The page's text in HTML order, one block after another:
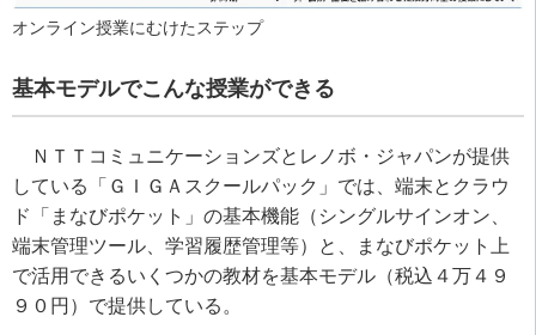
オンライン授業にむけたステップ
基本モデルでこんな授業ができる
ＮＴＴコミュニケーションズとレノボ・ジャパンが提供
している「ＧＩＧＡスクールパック」では、端末とクラウ
ド「まなびポケット」の基本機能（シングルサインオン、
端末管理ツール、学習履歴管理等）と、まなびポケット上
で活用できるいくつかの教材を基本モデル（税込４万４９
９０円）で提供している。